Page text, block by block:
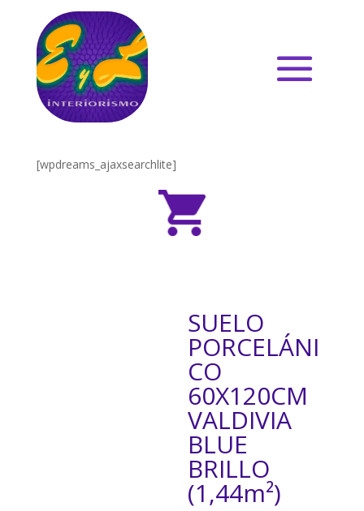
[wpdreams_ajaxsearchlite]
SUELO
PORCELÁNI
CO
60X120CM
VALDIVIA
BLUE
BRILLO
(1,44m²)